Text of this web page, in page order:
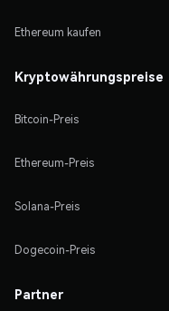
Ethereum kaufen
Kryptowährungspreise
Bitcoin-Preis
Ethereum-Preis
Solana-Preis
Dogecoin-Preis
Partner